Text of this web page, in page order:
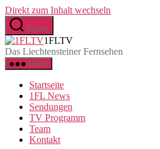
Direkt zum Inhalt wechseln
Suche
1FLTV
Das Liechtensteiner Fernsehen
Menü
Startseite
1FL News
Sendungen
TV Programm
Team
Kontakt